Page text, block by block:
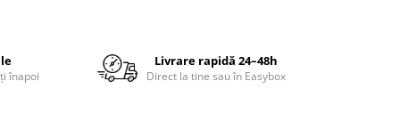
înapoi
Livrare rapidă 24–48h
Direct la tine sau în Easybox